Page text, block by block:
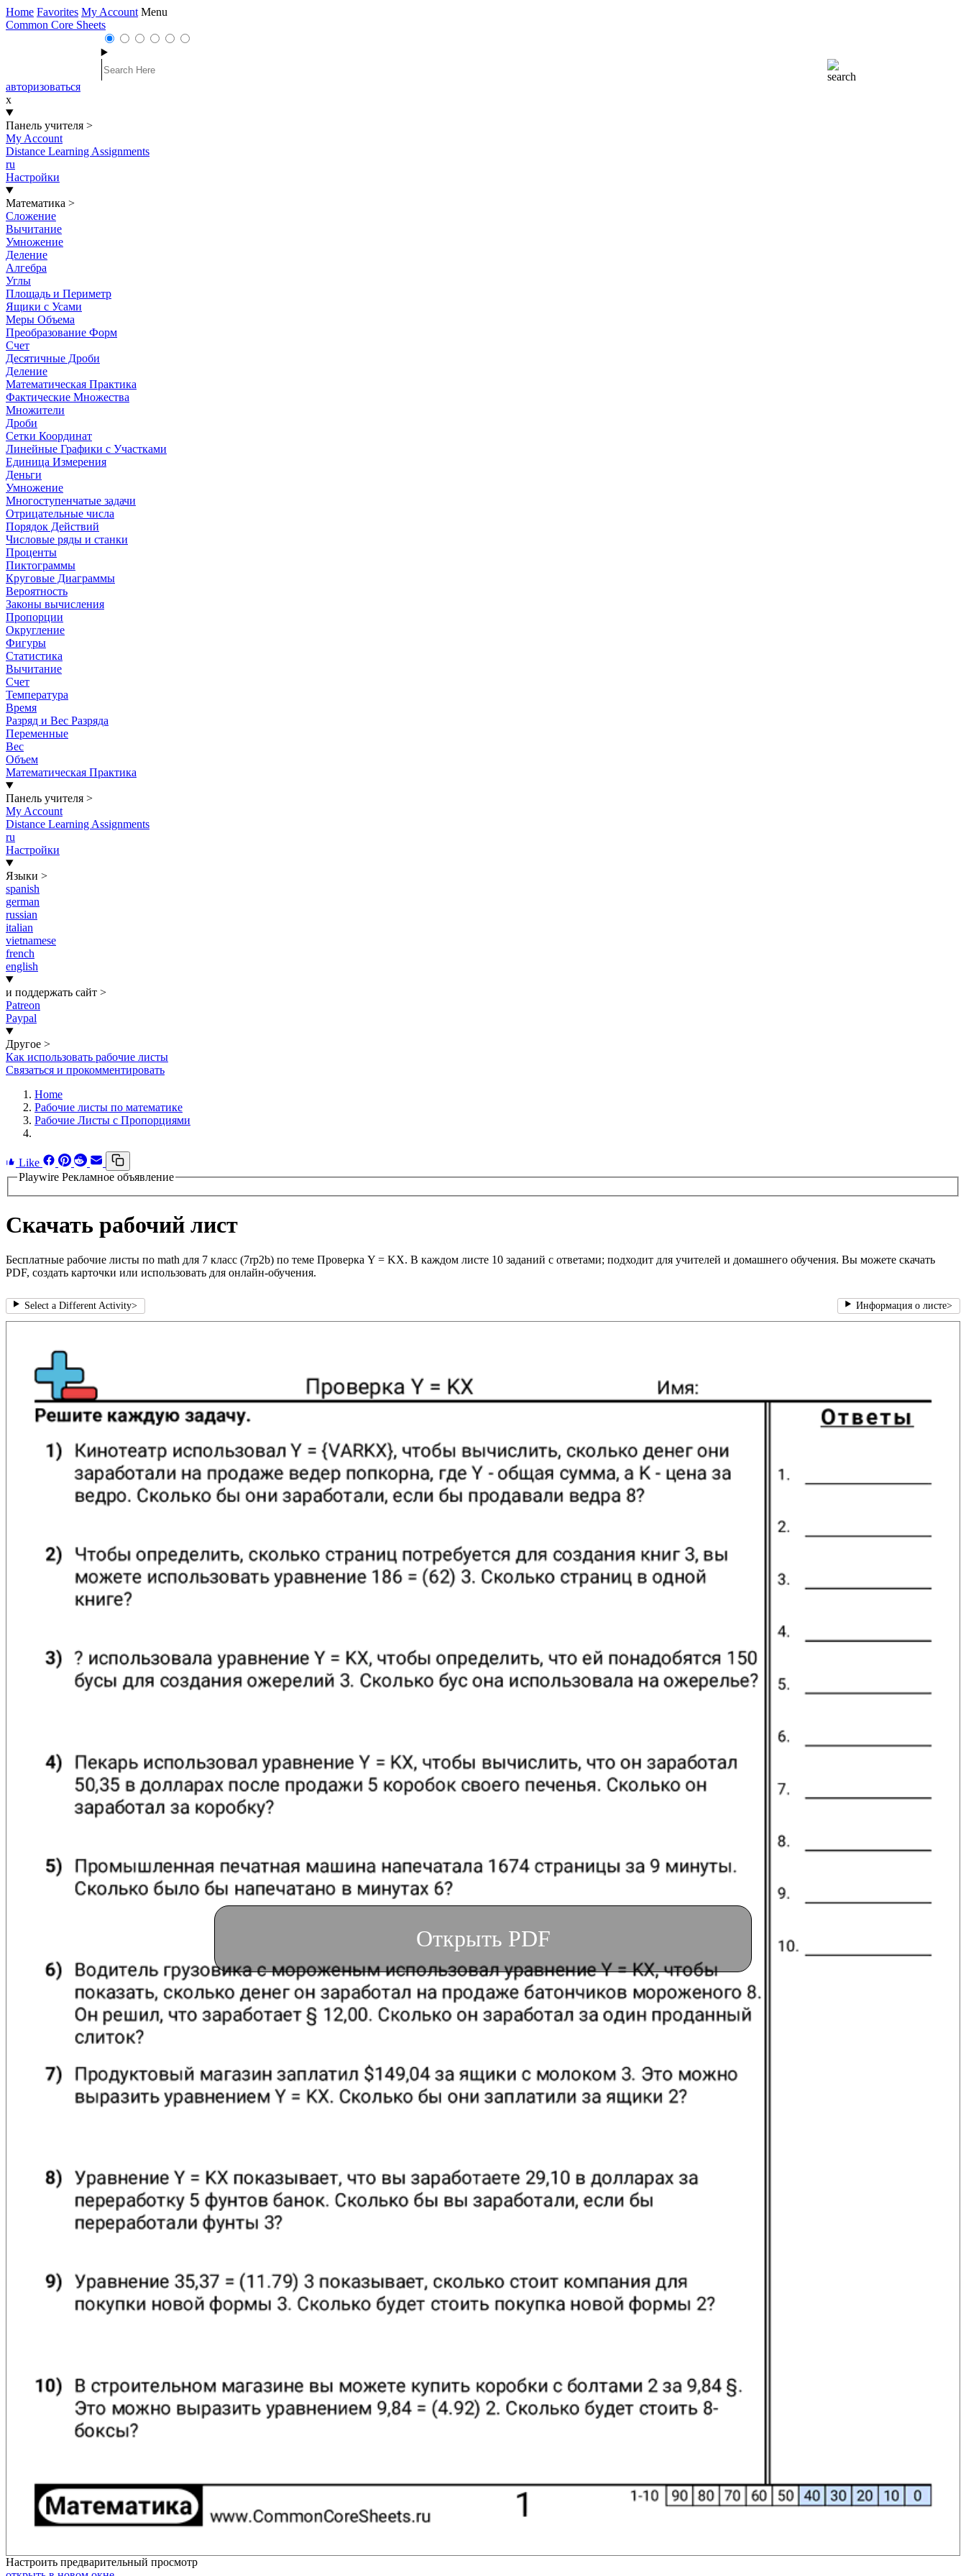
Home Favorites My Account Menu
Common Core Sheets
авторизоваться
x
Панель учителя >
My Account
Distance Learning Assignments
ru
Настройки
Математика >
Сложение
Вычитание
Умножение
Деление
Алгебра
Углы
Площадь и Периметр
Ящики с Усами
Меры Объема
Преобразование Форм
Счет
Десятичные Дроби
Деление
Математическая Практика
Фактические Множества
Множители
Дроби
Сетки Координат
Линейные Графики с Участками
Единица Измерения
Деньги
Умножение
Многоступенчатые задачи
Отрицательные числа
Порядок Действий
Числовые ряды и станки
Проценты
Пиктограммы
Круговые Диаграммы
Вероятность
Законы вычисления
Пропорции
Округление
Фигуры
Статистика
Вычитание
Счет
Температура
Время
Разряд и Вес Разряда
Переменные
Вес
Объем
Математическая Практика
Панель учителя >
My Account
Distance Learning Assignments
ru
Настройки
Языки >
spanish
german
russian
italian
vietnamese
french
english
и поддержать сайт >
Patreon
Paypal
Другое >
Как использовать рабочие листы
Связаться и прокомментировать
Home
Рабочие листы по математике
Рабочие Листы с Пропорциями
Like
Playwire Рекламное объявление
Скачать рабочий лист
Бесплатные рабочие листы по math для 7 класс (7rp2b) по теме Проверка Y = KX. В каждом листе 10 заданий с ответами; подходит для учителей и домашнего обучения. Вы можете скачать
PDF, создать карточки или использовать для онлайн-обучения.
Select a Different Activity> Информация о листе>
Открыть PDF
Настроить предварительный просмотр